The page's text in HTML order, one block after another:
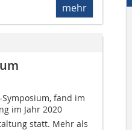
mehr
fand im
im Jahr 2020 
statt. Mehr als